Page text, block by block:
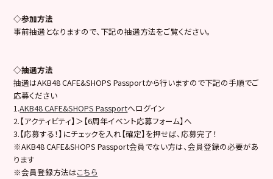
◇参加方法
事前抽選となりますので、下記の抽選方法をご覧ください。
◇抽選方法
抽選はAKB48 CAFE&SHOPS Passportから行いますので下記の手順でご
応募ください
1.AKB48 CAFE&SHOPS Passportへログイン
2.【アクティビティ】＞【6周年イベント応募フォーム】へ
3.【応募する！】にチェックを入れ【確定】を押せば、応募完了！
※AKB48 CAFE&SHOPS Passport会員でない方は、会員登録の必要があ
ります
※会員登録方法はこちら